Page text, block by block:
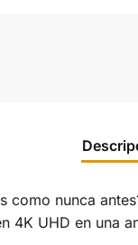
como nunca
4K UHD en una